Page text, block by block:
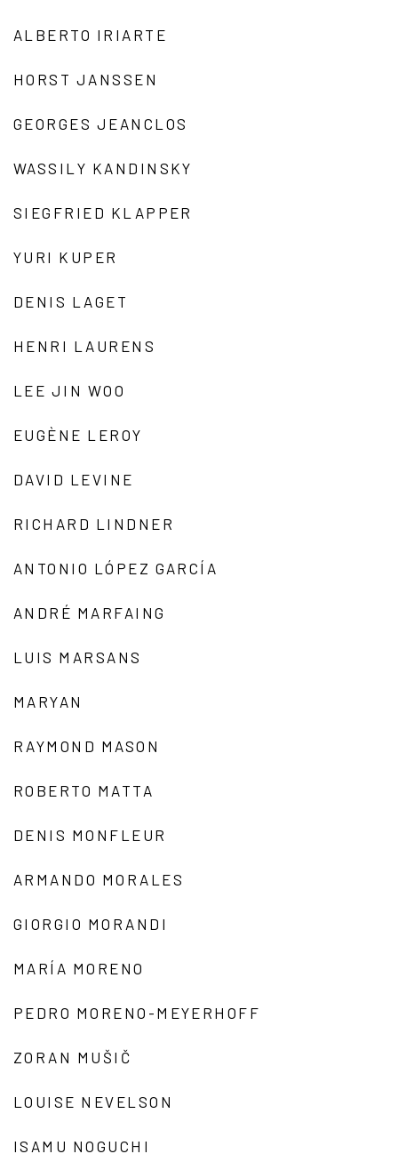
ALBERTO IRIARTE
HORST JANSSEN
GEORGES JEANCLOS
WASSILY KANDINSKY
SIEGFRIED KLAPPER
YURI KUPER
DENIS LAGET
HENRI LAURENS
LEE JIN WOO
EUGÈNE LEROY
DAVID LEVINE
RICHARD LINDNER
ANTONIO LÓPEZ GARCÍA
ANDRÉ MARFAING
LUIS MARSANS
MARYAN
RAYMOND MASON
ROBERTO MATTA
DENIS MONFLEUR
ARMANDO MORALES
GIORGIO MORANDI
MARÍA MORENO
PEDRO MORENO-MEYERHOFF
ZORAN MUŠIČ
LOUISE NEVELSON
ISAMU NOGUCHI